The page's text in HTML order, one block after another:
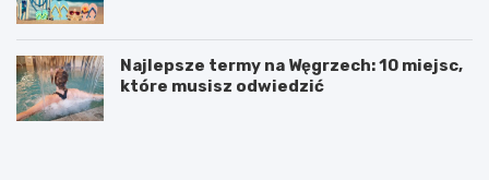
Najlepsze termy na Węgrzech: 10 miejsc,
które musisz odwiedzić
J
P